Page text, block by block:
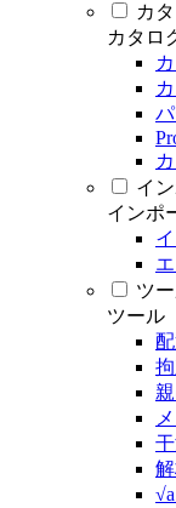
カ
カタロ
イ
インポ
ツ
ツール